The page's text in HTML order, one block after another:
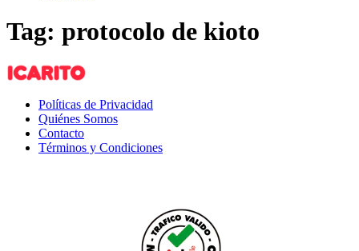
Tag: protocolo de kioto
Políticas de Privacidad
Quiénes Somos
Contacto
Términos y Condiciones